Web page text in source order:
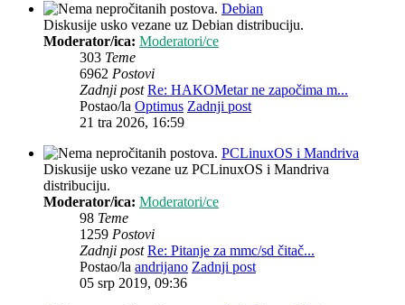
Debian
Diskusije usko vezane uz Debian distribuciju.
Moderator/ica: Moderatori/ce
303 Teme
6962 Postovi
Zadnji post Re: HAKOMetar ne započima m...
Postao/la Optimus Zadnji post
21 tra 2026, 16:59
PCLinuxOS i Mandriva
Diskusije usko vezane uz PCLinuxOS i Mandriva
distribuciju.
Moderator/ica: Moderatori/ce
98 Teme
1259 Postovi
Zadnji post Re: Pitanje za mmc/sd čitač...
Postao/la andrijano Zadnji post
05 srp 2019, 09:36